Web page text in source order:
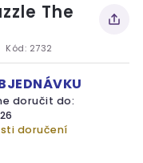
The
Kód: 2732
doručit do:
doručení